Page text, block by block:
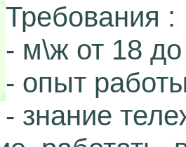
Требования :
- м\ж от 18
- опыт
- знание